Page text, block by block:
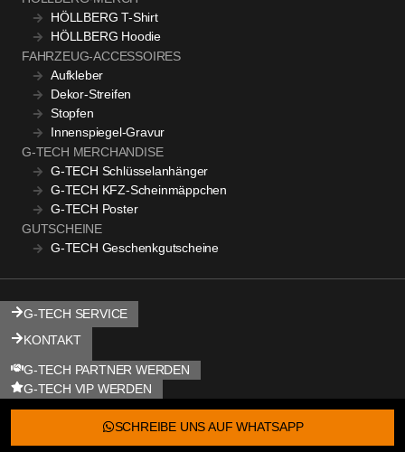
HÖLLBERG T-Shirt
HÖLLBERG Hoodie
FAHRZEUG-ACCESSOIRES
Aufkleber
Dekor-Streifen
Stopfen
Innenspiegel-Gravur
G-TECH MERCHANDISE
G-TECH Schlüsselanhänger
G-TECH KFZ-Scheinmäppchen
G-TECH Poster
GUTSCHEINE
G-TECH Geschenkgutscheine
G-TECH SERVICE
KONTAKT
G-TECH PARTNER WERDEN
G-TECH VIP WERDEN
SCHREIBE UNS AUF WHATSAPP